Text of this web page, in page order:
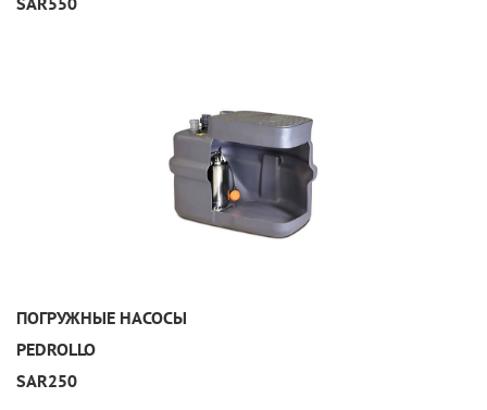
ПОГРУЖНЫЕ НАСОСЫ
PEDROLLO
SAR250